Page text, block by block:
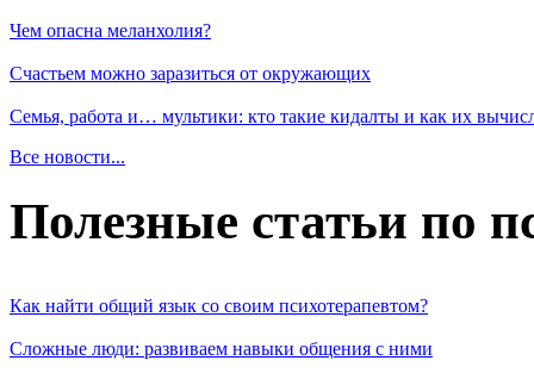
Чем опасна меланхолия?
Счастьем можно заразиться от окружающих
Семья, работа и… мультики: кто такие кидалты и как их
Все новости...
Полезные статьи по
Как найти общий язык со своим психотерапевтом?
Сложные люди: развиваем навыки общения с ними